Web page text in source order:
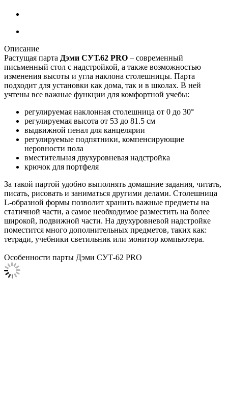
Описание
Растущая парта Дэми СУТ.62 PRO – современный
письменный стол с надстройкой, а также возможностью
изменения высоты и угла наклона столешницы. Парта
подходит для установки как дома, так и в школах. В ней
учтены все важные функции для комфортной учебы:
регулируемая наклонная столешница от 0 до 30°
регулируемая высота от 53 до 81.5 см
выдвижной пенал для канцелярии
регулируемые подпятники, компенсирующие
неровности пола
вместительная двухуровневая надстройка
крючок для портфеля
За такой партой удобно выполнять домашние задания, читать,
писать, рисовать и заниматься другими делами. Столешница
L-образной формы позволит хранить важные предметы на
статичной части, а самое необходимое разместить на более
широкой, подвижной части. На двухуровневой надстройке
поместится много дополнительных предметов, таких как:
тетради, учебники светильник или монитор компьютера.
Особенности парты Дэми СУТ-62 PRO